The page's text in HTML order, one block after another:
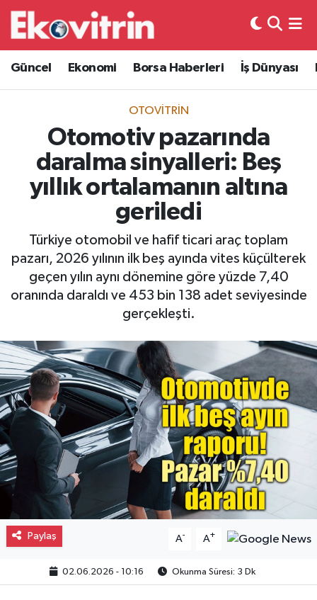
Güncel Ekonomi Borsa Haberleri İş Dünyası
OTOVITRIN
Otomotiv pazarında
daralma sinyalleri: Beş
yıllık ortalamanın altına
geriledi
Türkiye otomobil ve hafif ticari araç toplam
pazarı, 2026 yılının ilk beş ayında vites küçülterek
geçen yılın aynı dönemine göre yüzde 7,40
oranında daraldı ve 453 bin 138 adet seviyesinde
gerçekleşti.
Paylaş A- A+
02.06.2026 - 10:16 Okunma Süresi: 3 Dk
Güncel
Ekonomi
Borsa Haberleri
İş Dünyası
Lojistik
Otovitrin
Gayrimenkul
Spor
Eğitim
Hava Durumu
Trafik Durumu
Süper Lig Puan Durumu ve Fikstür
Tüm Manşetler
Son Dakika Haberleri
Haber Arşivi